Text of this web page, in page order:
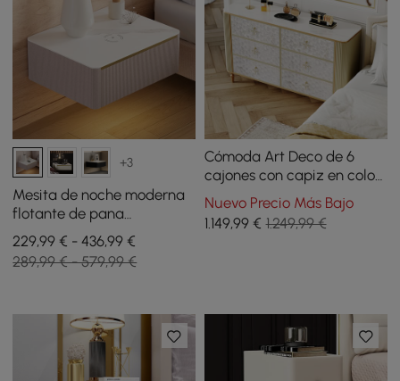
+3
Mesita de noche moderna
flotante de pana
inteligente con luz, juego
de 2
229,99 € - 436,99 €
289,99 € - 579,99 €
Cómoda Art Deco de 6
cajones con capiz en color
beige, armario de
almacenamiento con
superficie de piedra
Nuevo Precio Más Bajo
1.149,99€ 1.249,99 €